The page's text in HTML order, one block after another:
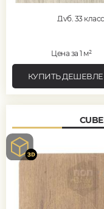
Дуб, 33
Цена за 1 м²
КУПИТЬ ДЕШЕВЛЕ